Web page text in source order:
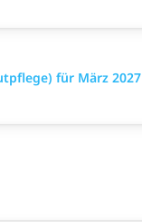
für März 2027